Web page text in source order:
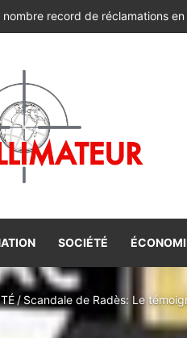
du Maroc du Livre : la liste des
SOCIÉTÉ
/Scandale de Radès: Le